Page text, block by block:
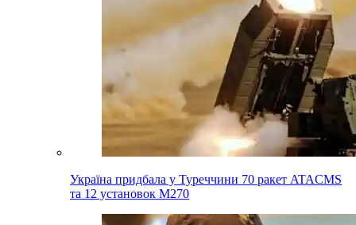
Україна придбала у Туреччини 70 ракет ATACMS
та 12 установок M270